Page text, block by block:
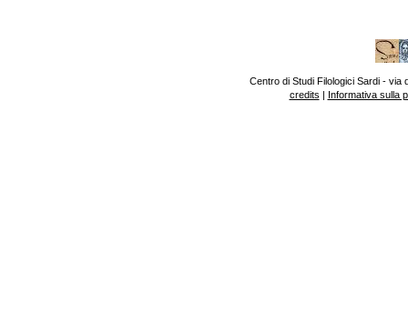
Centro di Studi Filologici Sardi - via
credits | Informativa sulla